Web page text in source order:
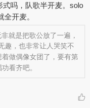
吗，队歌半开麦。solo
开麦。
就是把歌公放了一遍，
趣，也非常让人哭笑不
做偶像女团了，要有第
看齐吧。